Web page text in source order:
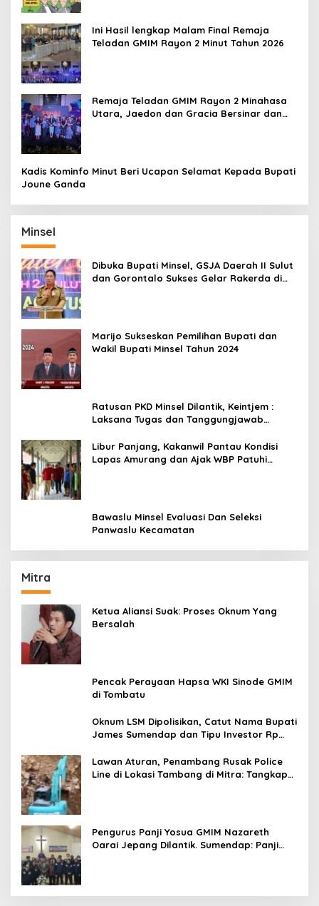
Ini Hasil lengkap Malam Final Remaja
Teladan GMIM Rayon 2 Minut Tahun 2026
Remaja Teladan GMIM Rayon 2 Minahasa
Utara, Jaedon dan Gracia Bersinar dan
Kadis Kominfo Minut Beri Ucapan Selamat Kepada Bupati
Joune Ganda
Minsel
Dibuka Bupati Minsel, GSJA Daerah II Sulut
dan Gorontalo Sukses Gelar Rakerda di
Marijo Sukseskan Pemilihan Bupati dan
Wakil Bupati Minsel Tahun 2024
Ratusan PKD Minsel Dilantik, Keintjem :
Laksana Tugas dan Tanggungjawab
Libur Panjang, Kakanwil Pantau Kondisi
Lapas Amurang dan Ajak WBP Patuhi
Bawaslu Minsel Evaluasi Dan Seleksi
Panwaslu Kecamatan
Mitra
Ketua Aliansi Suak: Proses Oknum Yang
Bersalah
Pencak Perayaan Hapsa WKI Sinode GMIM
di Tombatu
Oknum LSM Dipolisikan, Catut Nama Bupati
James Sumendap dan Tipu Investor Rp
Lawan Aturan, Penambang Rusak Police
Line di Lokasi Tambang di Mitra: Tangkap
Pengurus Panji Yosua GMIM Nazareth
Oarai Jepang Dilantik. Sumendap: Panji